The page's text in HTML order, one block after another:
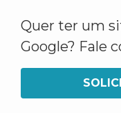
Quer ter um
Google? Fale